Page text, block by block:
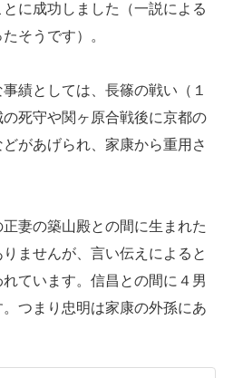
に成功しました（一説による
そうです）。
績としては、長篠の戦い（１
死守や関ヶ原合戦後に京都の
があげられ、家康から重用さ
妻の築山殿との間に生まれた
ませんが、言い伝えによると
ています。信昌との間に４男
つまり忠明は家康の外孫にあ